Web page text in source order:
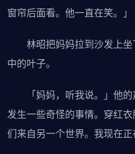
窗帘后面看。他一直在笑。」
林昭把妈妈拉到沙发上坐
中的叶子。
「妈妈，听我说。」他的
发生一些奇怪的事情。穿红
们来自另一个世界。我现在正